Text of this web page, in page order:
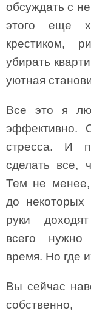
обсуждать с
этого еще
крестиком,
убирать
уютная
Все это я
эффективно.
стресса. И
сделать все,
Тем не менее,
до
руки
всего
время. Но где
Вы сейчас